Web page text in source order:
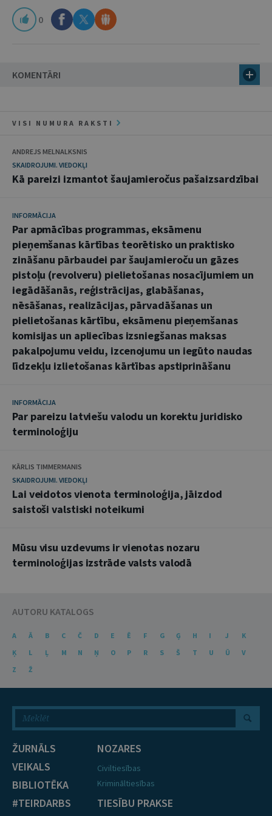
0
KOMENTĀRI
VISI NUMURA RAKSTI
ANDREJS MELNALKSNIS
SKAIDROJUMI. VIEDOKĻI
Kā pareizi izmantot šaujamieročus pašaizsardzībai
INFORMĀCIJA
Par apmācības programmas, eksāmenu
pieņemšanas kārtības teorētisko un praktisko
zināšanu pārbaudei par šaujamieroču un gāzes
pistoļu (revolveru) pielietošanas nosacījumiem un
iegādāšanās, reģistrācijas, glabāšanas,
nēsāšanas, realizācijas, pārvadāšanas un
pielietošanas kārtību, eksāmenu pieņemšanas
komisijas un apliecības izsniegšanas maksas
pakalpojumu veidu, izcenojumu un iegūto naudas
līdzekļu izlietošanas kārtības apstiprināšanu
INFORMĀCIJA
Par pareizu latviešu valodu un korektu juridisko
terminoloģiju
KĀRLIS TIMMERMANIS
SKAIDROJUMI. VIEDOKĻI
Lai veidotos vienota terminoloģija, jāizdod
saistoši valstiski noteikumi
Mūsu visu uzdevums ir vienotas nozaru
terminoloģijas izstrāde valsts valodā
AUTORU KATALOGS
A Ā B C Č D E Ē F G Ģ H I J
K
Ķ
L Ļ M N Ņ O P R S Š T U Ū
V
Z
Ž
ŽURNĀLS
VEIKALS
BIBLIOTĒKA
#TEIRDARBS
NOZARES
Civiltiesības
Krimināltiesības
TIESĪBU PRAKSE